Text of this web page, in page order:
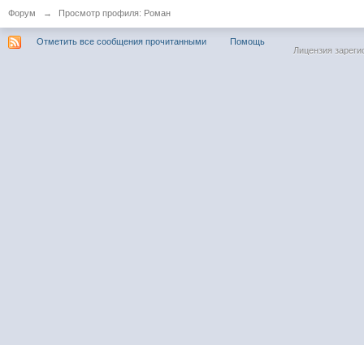
Форум → Просмотр профиля: Роман
Отметить все сообщения прочитанными
Помощь
Лицензия